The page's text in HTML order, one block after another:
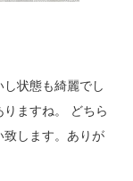
状態も綺麗でし
ますね。 どちら
します。ありが